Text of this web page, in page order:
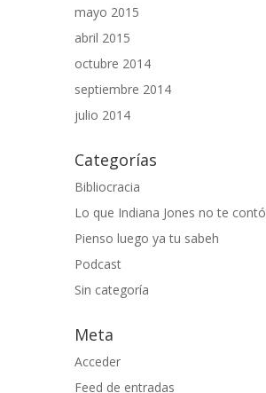
mayo 2015
abril 2015
octubre 2014
septiembre 2014
julio 2014
Categorías
Bibliocracia
Lo que Indiana Jones no te contó
Pienso luego ya tu sabeh
Podcast
Sin categoría
Meta
Acceder
Feed de entradas